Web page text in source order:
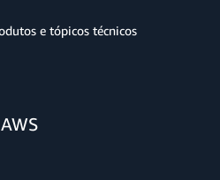
e tópicos técnicos